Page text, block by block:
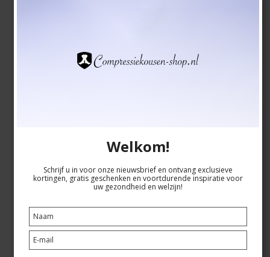
EUR 39,00
Welkom!
Schrijf u in voor onze nieuwsbrief en ontvang exclusieve
kortingen, gratis geschenken en voortdurende inspiratie voor
uw gezondheid en welzijn!